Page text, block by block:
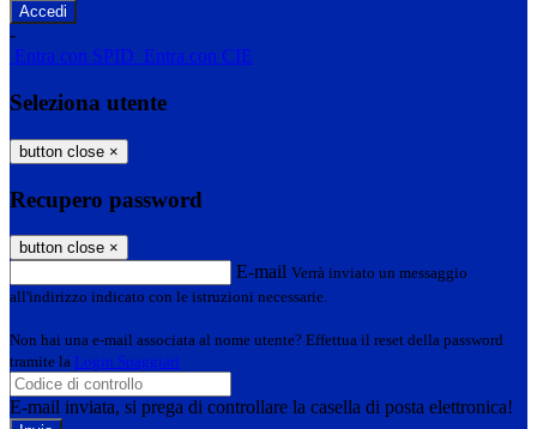
-
Entra con SPID Entra con CIE
Seleziona utente
button close ×
Recupero password
button close ×
E-mail Verrà inviato un messaggio
all'indirizzo indicato con le istruzioni necessarie.
Non hai una e-mail associata al nome utente? Effettua il reset della password
tramite la Login Spaggiari
E-mail inviata, si prega di controllare la casella di posta elettronica!